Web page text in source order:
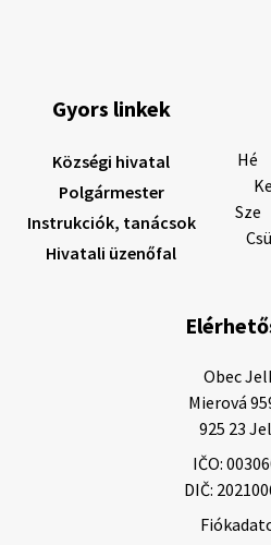
Helyi közlemények:
Gyászhirdetés: 2026.08.05. 1/
temetési szertartás 2026.
5. augusztus 2026 12:59
Helyi közlemények:
Gyors linkek
Községi hivatal
Polgármester
Instrukciók, tanácsok
Hivatali üzenőfal
Hé
Ke
Sze
Obec
Mierová
925 23
IČO:
DIČ: